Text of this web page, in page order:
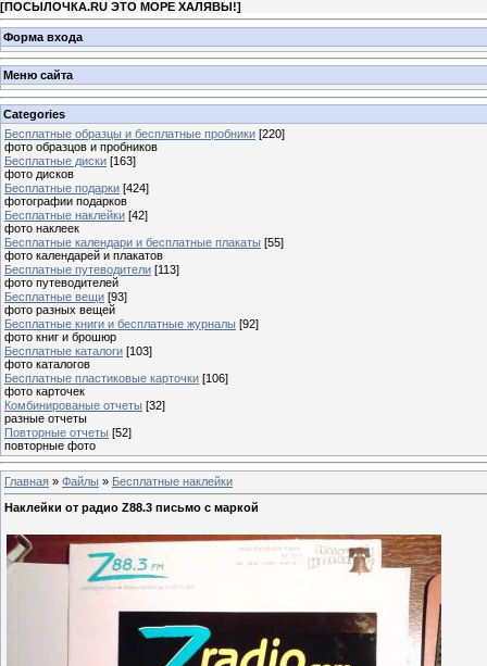
[ПОСЫЛОЧКА.RU ЭТО МОРЕ ХАЛЯВЫ!]
Форма входа
Меню сайта
Categories
Бесплатные образцы и бесплатные пробники [220]
фото образцов и пробников
Бесплатные диски [163]
фото дисков
Бесплатные подарки [424]
фотографии подарков
Бесплатные наклейки [42]
фото наклеек
Бесплатные календари и бесплатные плакаты [55]
фото календарей и плакатов
Бесплатные путеводители [113]
фото путеводителей
Бесплатные вещи [93]
фото разных вещей
Бесплатные книги и бесплатные журналы [92]
фото книг и брошюр
Бесплатные каталоги [103]
фото каталогов
Бесплатные пластиковые карточки [106]
фото карточек
Комбинированые отчеты [32]
разные отчеты
Повторные отчеты [52]
повторные фото
Главная » Файлы » Бесплатные наклейки
Наклейки от радио Z88.3 письмо с маркой